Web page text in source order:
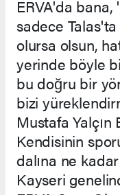
ERVA'da bana,
sadece
olursa olsun,
yerinde böyle
bu doğru bir
bizi
Mustafa Yalçın
Kendisinin
dalına ne
Kayseri